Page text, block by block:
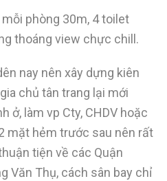
phòng 30m, 4 toilet
thoáng view chực chill.
nay nên xây dựng kiên
chủ tân trang lại mới
ở, làm vp Cty, CHDV hoặc
mặt hẻm trước sau nên rất
tiện về các Quận
Văn Thụ, cách sân bay chỉ